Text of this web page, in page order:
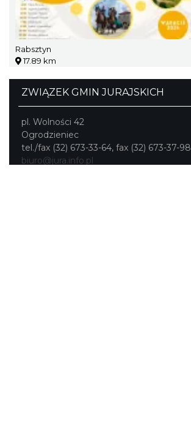
Rabsztyn
17.89 km
ZWIĄZEK GMIN JURAJSKICH
pl. Wolności 42
Ogrodzieniec
tel./fax (32) 673-33-64, fax (32) 673-37-98
biuro@jura.info.pl